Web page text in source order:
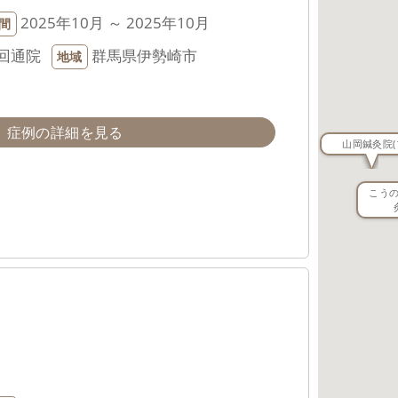
2025年10月 ～ 2025年10月
通院
地域 群馬県伊勢崎市
症例の詳細を見る
山岡鍼灸院
こう